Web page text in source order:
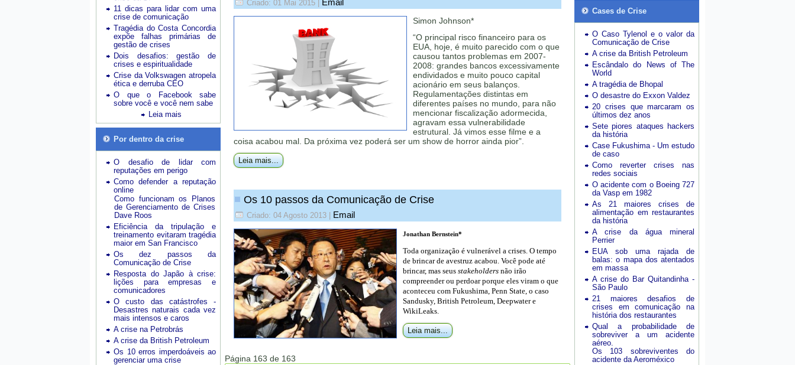
11 dicas para lidar com uma
crise de comunicação
Tragédia do Costa Concordia
expõe falhas primárias de
gestão de crises
Dois desafios: gestão de
crises e espiritualidade
Crise da Volkswagen atropela
ética e derruba CEO
O que o Facebook sabe
sobre você e você nem sabe
Leia mais
Por dentro da crise
O desafio de lidar com
reputações em perigo
Como defender a reputação
online
Como funcionam os Planos
de Gerenciamento de Crises
Dave Roos
Eficiência da tripulação e
treinamento evitaram tragédia
maior em San Francisco
Os dez passos da
Comunicação de Crise
Resposta do Japão à crise:
lições para empresas e
comunicadores
O custo das catástrofes -
Desastres naturais cada vez
mais intensos e caros
A crise na Petrobrás
A crise da British Petroleum
Os 10 erros imperdoáveis ao
gerenciar uma crise
Criado: 01 Mai 2015 Email
Simon Johnson*
“O principal risco financeiro para os
EUA, hoje, é muito parecido com o que
causou tantos problemas em 2007-
2008: grandes bancos excessivamente
endividados e muito pouco capital
acionário em seus balanços.
Regulamentações distintas em
diferentes países no mundo, para não
mencionar fiscalização adormecida,
agravam essa vulnerabilidade
estrutural. Já vimos esse filme e a
coisa acabou mal. Da próxima vez poderá ser um show de horror ainda pior”.
Leia mais...
Os 10 passos da Comunicação de Crise
Criado: 04 Agosto 2013 Email
Jonathan Bernstein*
Toda organização é vulnerável a crises. O tempo
de brincar de avestruz acabou. Você pode até
brincar, mas seus stakeholders não irão
compreender ou perdoar porque eles viram o que
aconteceu com Fukushima, Penn State, o caso
Sandusky, British Petroleum, Deepwater e
WikiLeaks.
Leia mais...
Página 163 de 163
Cases de Crise
O Caso Tylenol e o valor da
Comunicação de Crise
A crise da British Petroleum
Escândalo do News of The
World
A tragédia de Bhopal
O desastre do Exxon Valdez
20 crises que marcaram os
últimos dez anos
Sete piores ataques hackers
da história
Case Fukushima - Um estudo
de caso
Como reverter crises nas
redes sociais
O acidente com o Boeing 727
da Vasp em 1982
As 21 maiores crises de
alimentação em restaurantes
da história
A crise da água mineral
Perrier
EUA sob uma rajada de
balas: o mapa dos atentados
em massa
A crise do Bar Quitandinha -
São Paulo
21 maiores desafios de
crises em comunicação na
história dos restaurantes
Qual a probabilidade de
sobreviver a um acidente
aéreo.
Os 103 sobreviventes do
acidente da Aeroméxico